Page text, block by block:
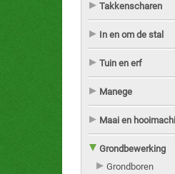
Takkenscharen
In en om de stal
Tuin en erf
Manege
Maai en
Grondbewerking
Grondboren